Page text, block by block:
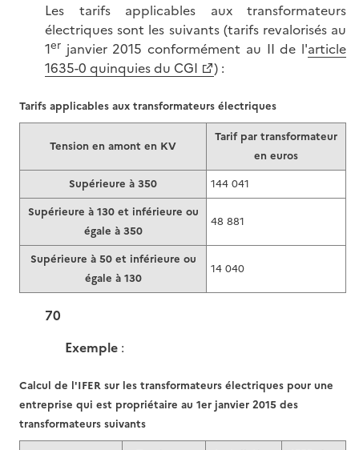
Les tarifs applicables aux transformateurs
électriques sont les suivants (tarifs revalorisés au
1er janvier 2015 conformément au II de l'article
1635-0 quinquies du CGI
) :
Tension en amont en KV
Tarif par transformateur
en euros
Supérieure à 350
144 041
Supérieure à 130 et inférieure ou
égale à 350
48 881
Supérieure à 50 et inférieure ou
égale à 130
14 040
Tarifs applicables aux transformateurs électriques
70
Exemple:
Calcul de l'IFER sur les transformateurs électriques pour une
entreprise qui est propriétaire au 1er janvier 2015 des
transformateurs suivants